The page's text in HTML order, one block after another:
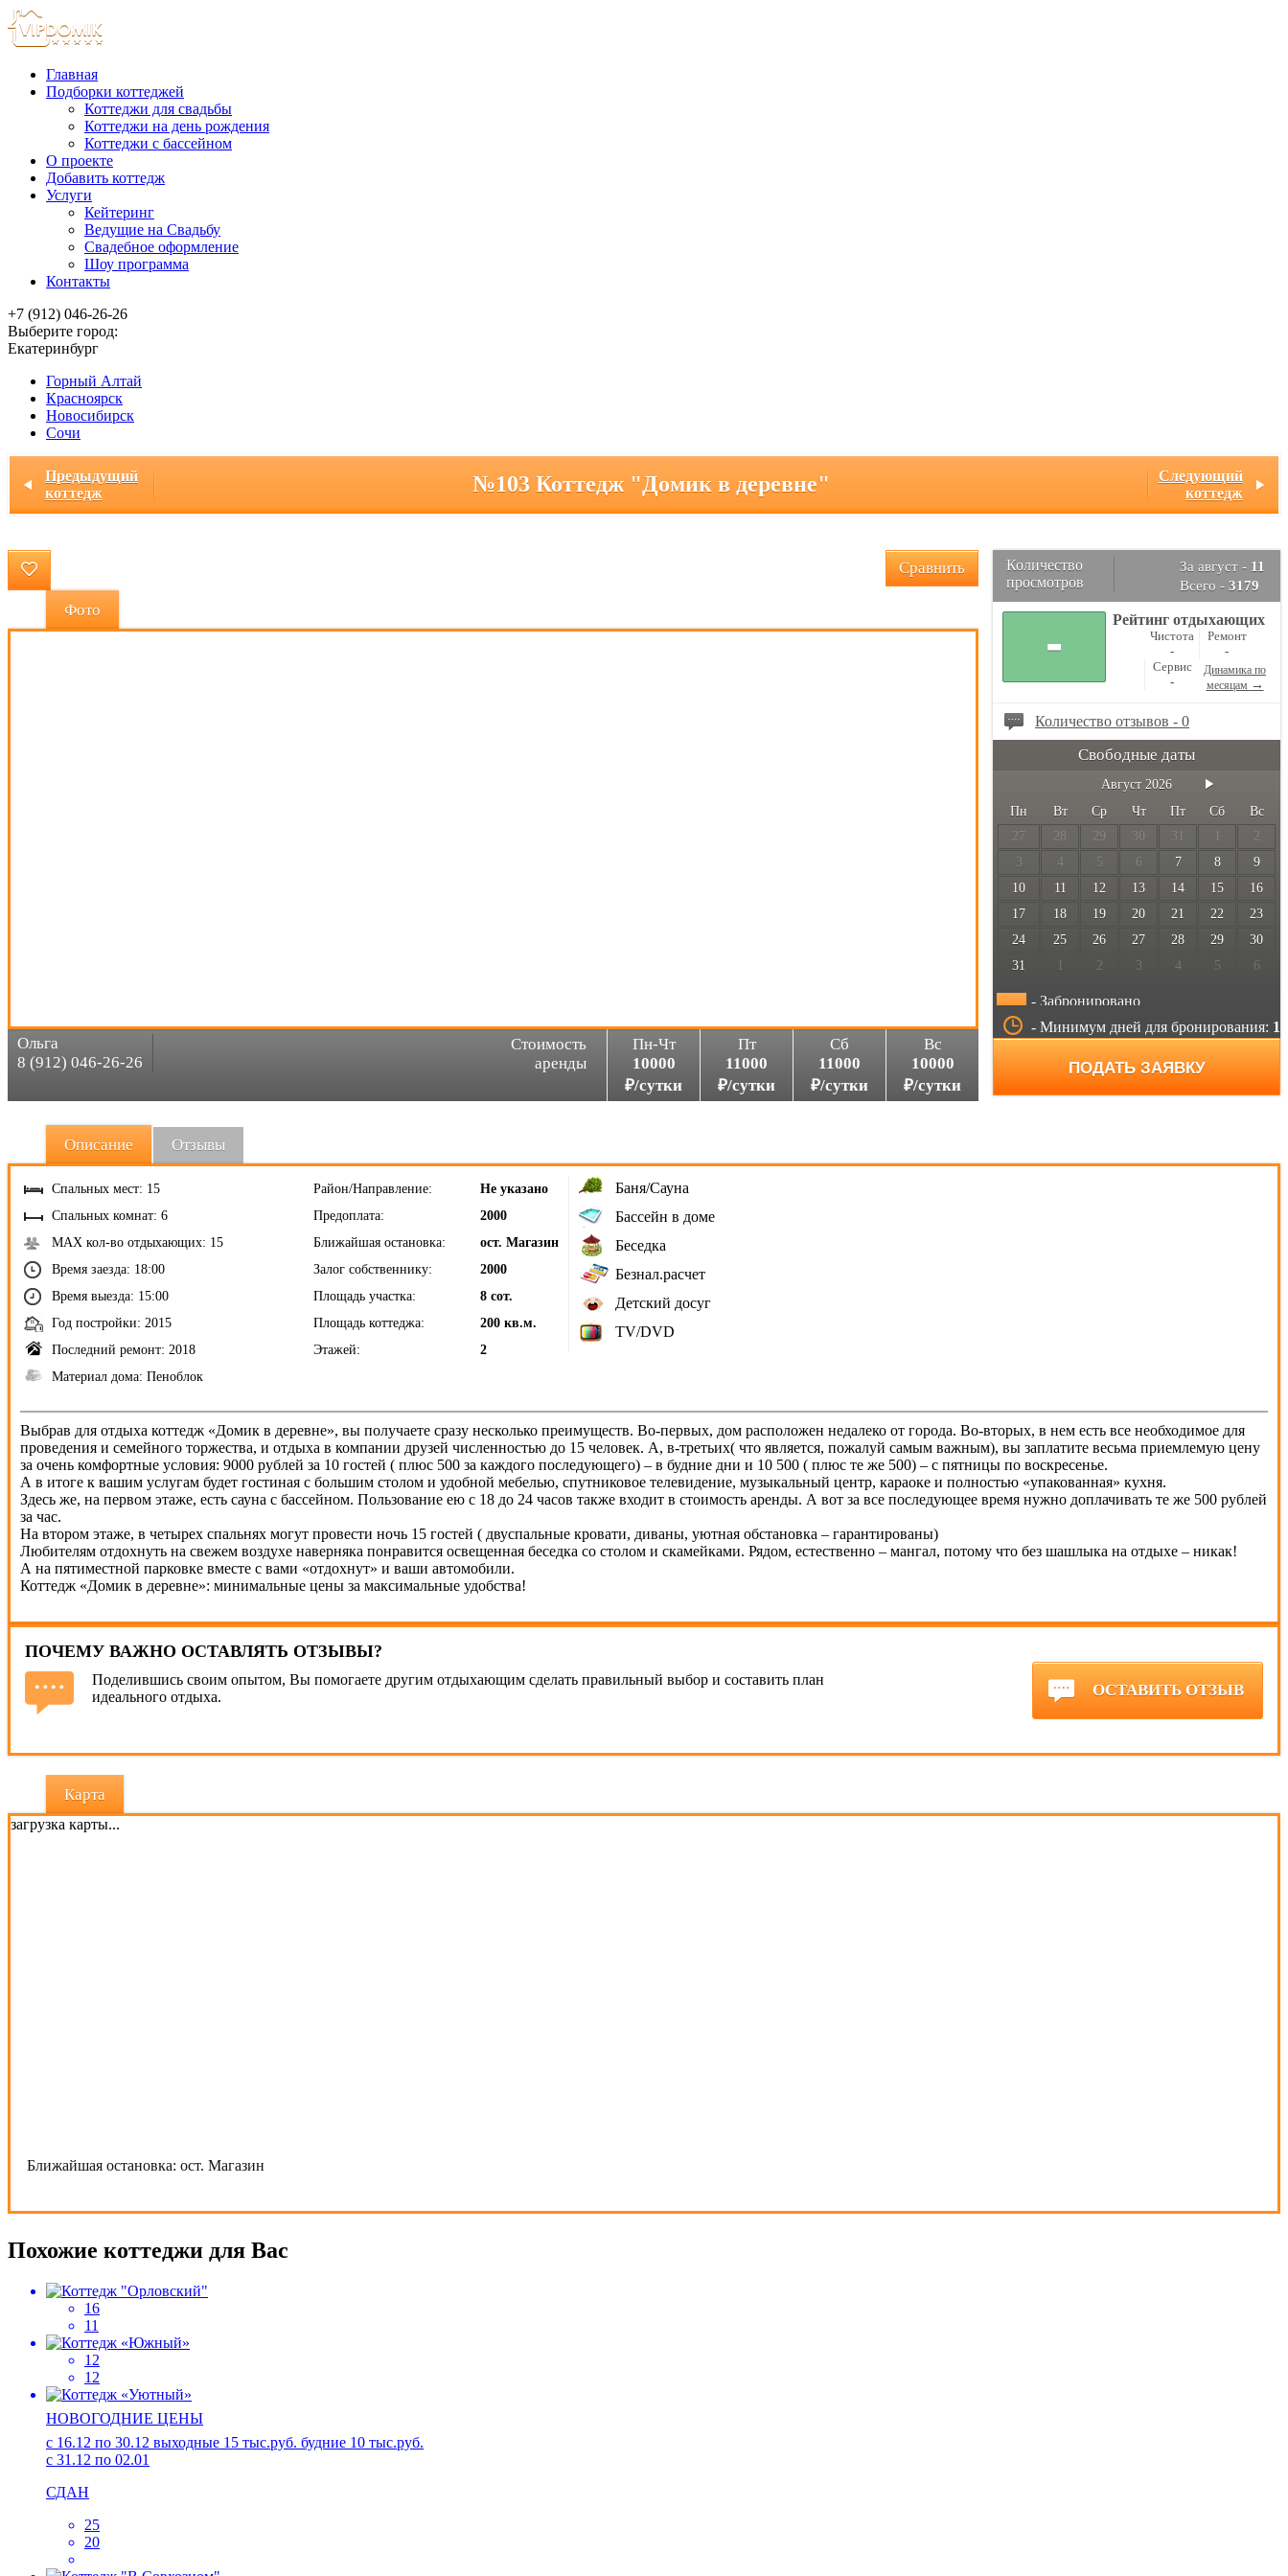
Главная
Подборки коттеджей
Коттеджи для свадьбы
Коттеджи на день рождения
Коттеджи с бассейном
О проекте
Добавить коттедж
Услуги
Кейтеринг
Ведущие на Свадьбу
Свадебное оформление
Шоу программа
Контакты
+7 (912) 046-26-26
Выберите город:
Екатеринбург
Горный Алтай
Красноярск
Новосибирск
Сочи
Предыдущий
коттедж
Следующий
коттедж
№103 Коттедж "Домик в деревне"
Количество
просмотров
За август - 11
Всего - 3179
- Рейтинг отдыхающих
Чистота
-
Ремонт
-
Сервис
-
Динамика по
месяцам →
Количество отзывов - 0
Свободные даты
Август 2026
Пн
Вт Ср Чт Пт Сб
Вс
27
28 29 30 31
2
3
4 5 6 7 8
9
10
11 12 13 14 15
16
17
18 19 20 21 22
23
24
25 26 27 28 29
30
31
2 3 4 5 6
- Забронировано
- Минимум дней для бронирования: 1
ПОДАТЬ ЗАЯВКУ
Сравнить
Фото
Ольга
8 (912) 046-26-26
Стоимость
аренды
Пн-Чт
10000
₽/сутки
Пт
11000
₽/сутки
Сб
11000
₽/сутки
Вс
10000
₽/сутки
Описание Отзывы
Спальных мест: 15
Спальных комнат: 6
MAX кол-во отдыхающих: 15
Время заезда: 18:00
Время выезда: 15:00
Год постройки: 2015
Последний ремонт: 2018
Материал дома: Пеноблок
Район/Направление:
Не указано
Предоплата:
2000
Ближайшая остановка:
ост. Магазин
Залог собственнику:
2000
Площадь участка:
8 сот.
Площадь коттеджа:
200 кв.м.
Этажей:
2
Баня/Сауна
Бассейн в доме
Беседка
Безнал.расчет
Детский досуг
TV/DVD
Выбрав для отдыха коттедж «Домик в деревне», вы получаете сразу несколько преимуществ. Во-первых, дом расположен недалеко от города. Во-вторых, в нем есть все необходимое для
проведения и семейного торжества, и отдыха в компании друзей численностью до 15 человек. А, в-третьих( что является, пожалуй самым важным), вы заплатите весьма приемлемую цену
за очень комфортные условия: 9000 рублей за 10 гостей ( плюс 500 за каждого последующего) – в будние дни и 10 500 ( плюс те же 500) – с пятницы по воскресенье.
А в итоге к вашим услугам будет гостиная с большим столом и удобной мебелью, спутниковое телевидение, музыкальный центр, караоке и полностью «упакованная» кухня.
Здесь же, на первом этаже, есть сауна с бассейном. Пользование ею с 18 до 24 часов также входит в стоимость аренды. А вот за все последующее время нужно доплачивать те же 500 рублей
за час.
На втором этаже, в четырех спальнях могут провести ночь 15 гостей ( двуспальные кровати, диваны, уютная обстановка – гарантированы)
Любителям отдохнуть на свежем воздухе наверняка понравится освещенная беседка со столом и скамейками. Рядом, естественно – мангал, потому что без шашлыка на отдыхе – никак!
А на пятиместной парковке вместе с вами «отдохнут» и ваши автомобили.
Коттедж «Домик в деревне»: минимальные цены за максимальные удобства!
ПОЧЕМУ ВАЖНО ОСТАВЛЯТЬ ОТЗЫВЫ?
ОСТАВИТЬ ОТЗЫВ
Поделившись своим опытом, Вы помогаете другим отдыхающим сделать правильный выбор и составить план
идеального отдыха.
Карта
загрузка карты...
Ближайшая остановка: ост. Магазин
Похожие коттеджи для Вас
16
11
12
12
НОВОГОДНИЕ ЦЕНЫ
с 16.12 по 30.12 выходные 15 тыс.руб. будние 10 тыс.руб.
с 31.12 по 02.01
СДАН
25
20